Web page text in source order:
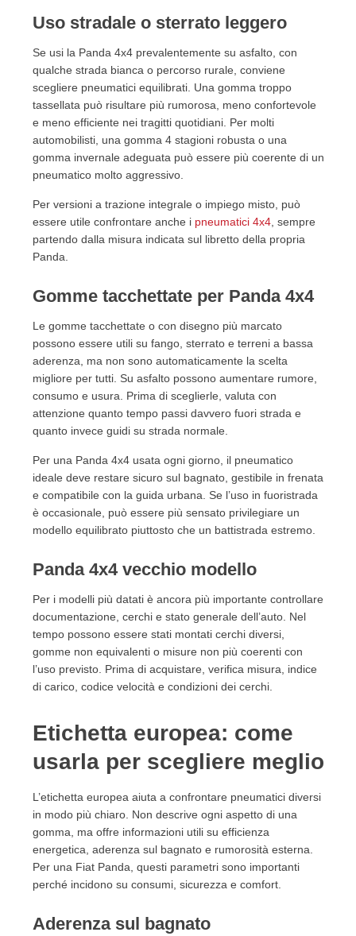
Uso stradale o sterrato leggero
Se usi la Panda 4x4 prevalentemente su asfalto, con
qualche strada bianca o percorso rurale, conviene
scegliere pneumatici equilibrati. Una gomma troppo
tassellata può risultare più rumorosa, meno confortevole
e meno efficiente nei tragitti quotidiani. Per molti
automobilisti, una gomma 4 stagioni robusta o una
gomma invernale adeguata può essere più coerente di un
pneumatico molto aggressivo.
Per versioni a trazione integrale o impiego misto, può
essere utile confrontare anche i pneumatici 4x4, sempre
partendo dalla misura indicata sul libretto della propria
Panda.
Gomme tacchettate per Panda 4x4
Le gomme tacchettate o con disegno più marcato
possono essere utili su fango, sterrato e terreni a bassa
aderenza, ma non sono automaticamente la scelta
migliore per tutti. Su asfalto possono aumentare rumore,
consumo e usura. Prima di sceglierle, valuta con
attenzione quanto tempo passi davvero fuori strada e
quanto invece guidi su strada normale.
Per una Panda 4x4 usata ogni giorno, il pneumatico
ideale deve restare sicuro sul bagnato, gestibile in frenata
e compatibile con la guida urbana. Se l’uso in fuoristrada
è occasionale, può essere più sensato privilegiare un
modello equilibrato piuttosto che un battistrada estremo.
Panda 4x4 vecchio modello
Per i modelli più datati è ancora più importante controllare
documentazione, cerchi e stato generale dell’auto. Nel
tempo possono essere stati montati cerchi diversi,
gomme non equivalenti o misure non più coerenti con
l’uso previsto. Prima di acquistare, verifica misura, indice
di carico, codice velocità e condizioni dei cerchi.
Etichetta europea: come
usarla per scegliere meglio
L’etichetta europea aiuta a confrontare pneumatici diversi
in modo più chiaro. Non descrive ogni aspetto di una
gomma, ma offre informazioni utili su efficienza
energetica, aderenza sul bagnato e rumorosità esterna.
Per una Fiat Panda, questi parametri sono importanti
perché incidono su consumi, sicurezza e comfort.
Aderenza sul bagnato